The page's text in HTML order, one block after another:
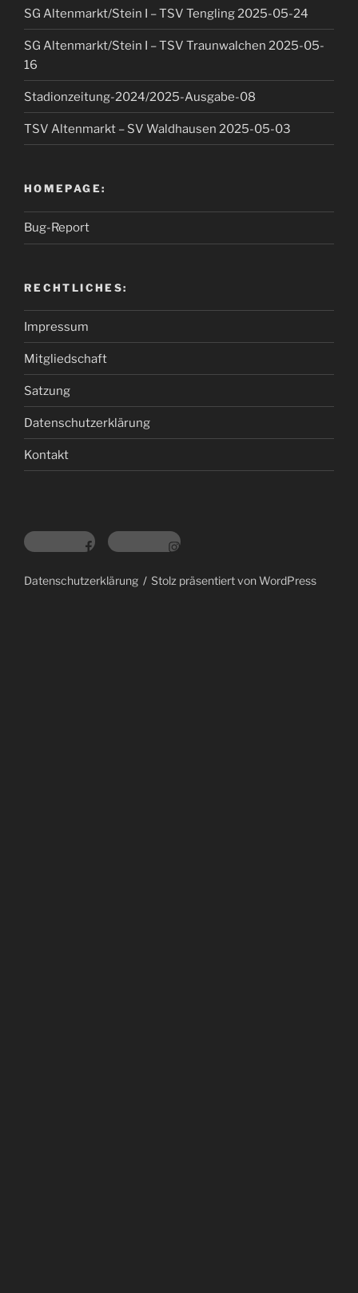
SG Altenmarkt/Stein I – TSV Tengling 2025-05-24
SG Altenmarkt/Stein I – TSV Traunwalchen 2025-05-
16
Stadionzeitung-2024/2025-Ausgabe-08
TSV Altenmarkt – SV Waldhausen 2025-05-03
HOMEPAGE:
Bug-Report
RECHTLICHES:
Impressum
Mitgliedschaft
Satzung
Datenschutzerklärung
Kontakt
Datenschutzerklärung Stolz präsentiert von WordPress